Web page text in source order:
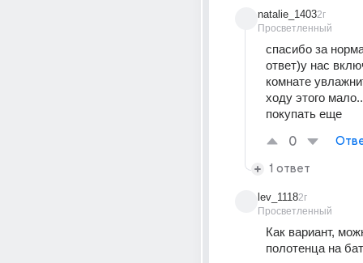
natalie_1403
Просветленный
2г
спасибо за
ответ)у нас
комнате
ходу этого
покупать еще
0
1 ответ
lev_1118
Просветленный
2г
Как вариант,
полотенца на